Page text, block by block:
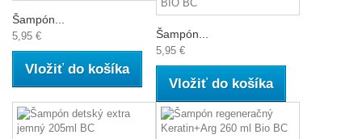
Šampón...
5,95 €
Vložiť do košíka
Šampón...
5,95 €
Vložiť do košíka